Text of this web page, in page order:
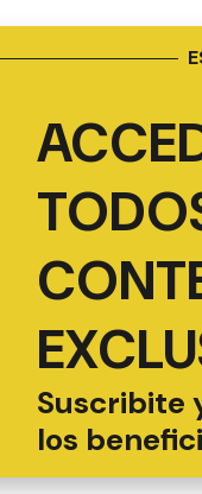
Suscribite
los